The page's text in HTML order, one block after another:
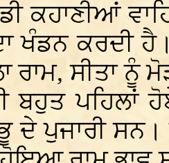
ਕਹਾਣੀਆਂ
ਖੰਡਨ ਕਰਦੀ
ਰਾਮ, ਸੀਤਾ ਨੂੰ
ਬਹੁਤ ਪਹਿਲਾਂ
ਦੇ ਪੁਜਾਰੀ